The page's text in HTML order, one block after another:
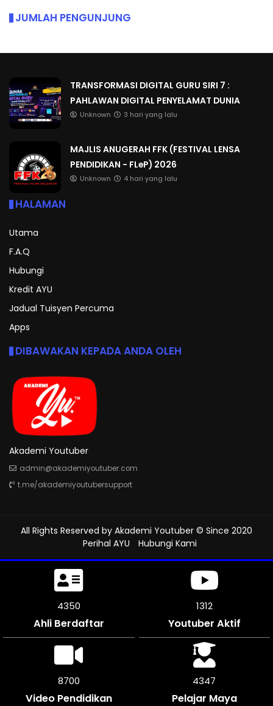
JUMLAH PENGUNJUNG
TRANSFORMASI DIGITAL GURU SIRI 7 :
PAHLAWAN DIGITAL PENYELAMAT DUNIA
Unknown 3 hari yang lalu
MAJLIS ANUGERAH FFK (FESTIVAL LENSA
PENDIDIKAN - FLeP) 2026
Unknown 4 hari yang lalu
HALAMAN
Utama
F.A.Q
Hubungi
Kredit AYU
Jadual Tuisyen Percuma
Apps
DIBAWAKAN KEPADA ANDA OLEH
Akademi Youtuber
admin@akademiyoutuber.com
t.me/akademiyoutubersupport
All Rights Reserved by Akademi Youtuber © Since 2020
Perihal AYU
Hubungi Kami
4806
Ahli Berdaftar
1312
Youtuber Aktif
9612
Video Pendidikan
4803
Pelajar Maya